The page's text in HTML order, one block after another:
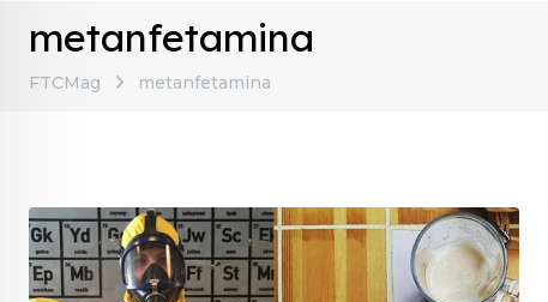
metanfetamina
FTCMag metanfetamina